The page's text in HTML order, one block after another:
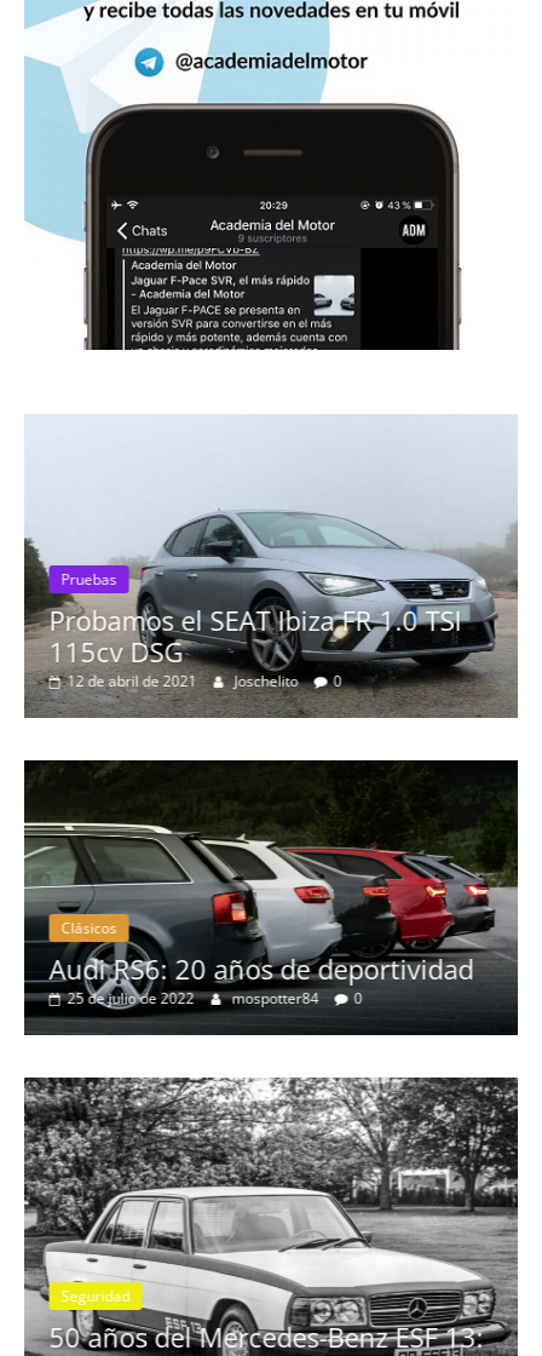
Pruebas
Probamos el SEAT Ibiza FR 1.0 TSI
115cv DSG
12 de abril de 2021 Joschelito 0
Clásicos
Audi RS6: 20 años de deportividad
25 de julio de 2022 mospotter84 0
Seguridad
50 años del Mercedes-Benz ESF 13: